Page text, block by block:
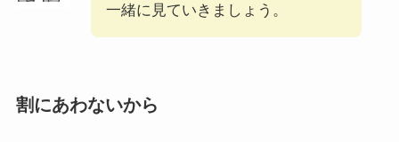
一緒に見ていきましょう。
割にあわないから